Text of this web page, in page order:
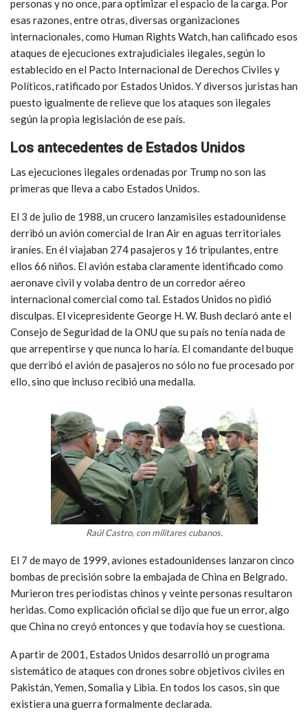
personas y no once, para optimizar el espacio de la carga. Por
esas razones, entre otras, diversas organizaciones
internacionales, como Human Rights Watch, han calificado esos
ataques de ejecuciones extrajudiciales ilegales, según lo
establecido en el Pacto Internacional de Derechos Civiles y
Políticos, ratificado por Estados Unidos. Y diversos juristas han
puesto igualmente de relieve que los ataques son ilegales
según la propia legislación de ese país.
Los antecedentes de Estados Unidos
Las ejecuciones ilegales ordenadas por Trump no son las
primeras que lleva a cabo Estados Unidos.
El 3 de julio de 1988, un crucero lanzamisiles estadounidense
derribó un avión comercial de Iran Air en aguas territoriales
iraníes. En él viajaban 274 pasajeros y 16 tripulantes, entre
ellos 66 niños. El avión estaba claramente identificado como
aeronave civil y volaba dentro de un corredor aéreo
internacional comercial como tal. Estados Unidos no pidió
disculpas. El vicepresidente George H. W. Bush declaró ante el
Consejo de Seguridad de la ONU que su país no tenía nada de
que arrepentirse y que nunca lo haría. El comandante del buque
que derribó el avión de pasajeros no sólo no fue procesado por
ello, sino que incluso recibió una medalla.
Raúl Castro, con militares cubanos.
El 7 de mayo de 1999, aviones estadounidenses lanzaron cinco
bombas de precisión sobre la embajada de China en Belgrado.
Murieron tres periodistas chinos y veinte personas resultaron
heridas. Como explicación oficial se dijo que fue un error, algo
que China no creyó entonces y que todavía hoy se cuestiona.
A partir de 2001, Estados Unidos desarrolló un programa
sistemático de ataques con drones sobre objetivos civiles en
Pakistán, Yemen, Somalia y Libia. En todos los casos, sin que
existiera una guerra formalmente declarada.